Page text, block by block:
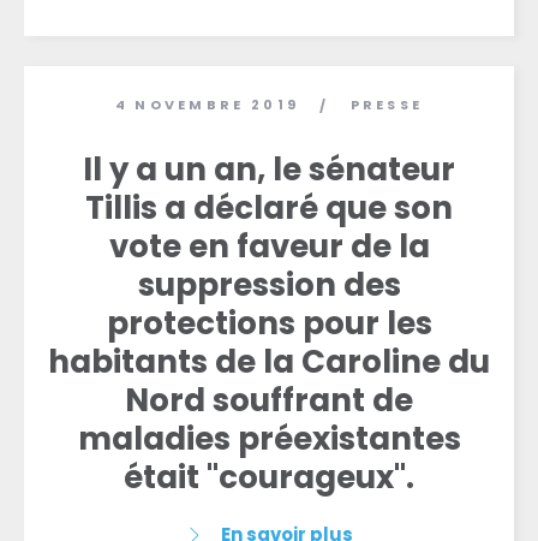
Accueil
Take Back the Courts
Travailler avec nous
Presse
Votre fête
Action
Vote
Faire un don
4 NOVEMBRE 2019 / PRESSE
Il y a un an, le sénateur
Tillis a déclaré que son
vote en faveur de la
suppression des
protections pour les
habitants de la Caroline du
Nord souffrant de
maladies préexistantes
était "courageux".
En savoir plus